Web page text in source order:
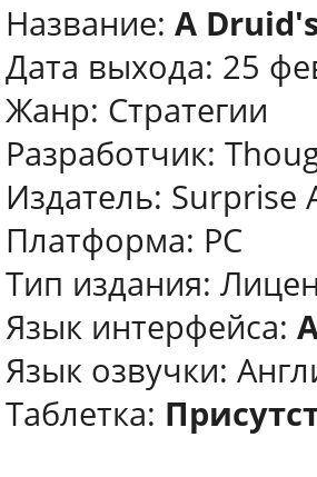
Название: A
Дата выхода: 25
Жанр: Стратегии
Разработчик:
Издатель: Surprise
Платформа: PC
Тип издания:
Язык интерфейса:
Язык озвучки:
Таблетка: